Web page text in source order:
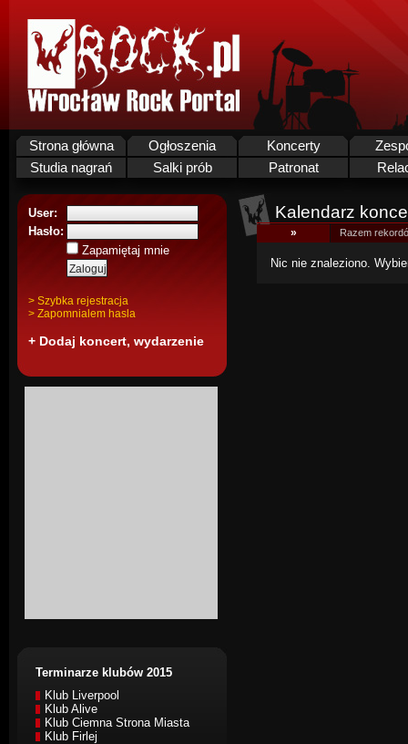
Strona główna Ogłoszenia Koncerty
Studia nagrań
Salki prób Patronat
User:
Hasło:
Zapamiętaj mnie
> Szybka rejestracja
> Zapomnialem hasla
+ Dodaj koncert, wydarzenie
Terminarze klubów 2015
Klub Liverpool
Klub Alive
Klub Ciemna Strona Miasta
Klub Firlej
Kalendarz
» Razem
Nic nie znaleziono.